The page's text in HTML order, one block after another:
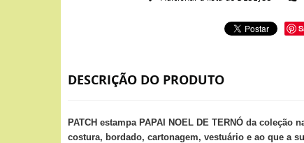
DESCRIÇÃO DO PRODUTO
PATCH estampa PAPAI NOEL DE TERNÓ da
costura, bordado, cartonagem, vestuário e ao que a